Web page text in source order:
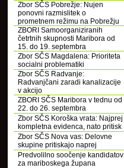
Zbor SČS Pobrežje: Nujen
ponovni razmislitek o
prometnem režimu na Pobrežju
ZBORI Samoorganiziranih
četrtnih skupnosti Maribora od
15. do 19. septembra
Zbor SČS Magdalena: Prioriteta
socialni problematiki
Zbor SČS Radvanje:
Radvanjčani zaradi kanalizacije
v akcijo
ZBORI SČS Maribora v tednu od
22. do 26. septembra
Zbor SČS Koroška vrata: Najprej
kompletna evidenca, nato pritisk
Zbor SČS Nova vas: Delovne
skupine pritiskajo naprej
Predvolilno soočenje kandidatov
za mariboskega župana